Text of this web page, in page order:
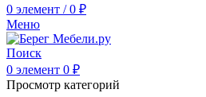
0 элемент / 0 ₽
Меню
Поиск
0 элемент 0 ₽
Просмотр категорий